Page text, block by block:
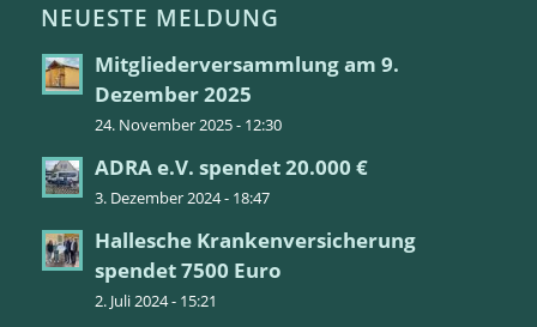
NEUESTE MELDUNG
Mitgliederversammlung am 9.
Dezember 2025
24. November 2025 - 12:30
ADRA e.V. spendet 20.000 €
3. Dezember 2024 - 18:47
Hallesche Krankenversicherung
spendet 7500 Euro
2. Juli 2024 - 15:21